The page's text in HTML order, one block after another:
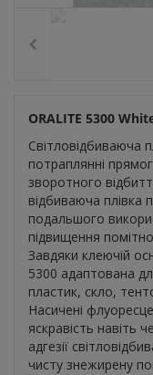
ORALITE 5300
Світловідбиваюча
потраплянні
зворотного
відбиваюча плівка
подальшого
підвищення
Завдяки клеючій
5300 адаптована
пластик, скло,
Насичені
яскравість навіть
адгезії
чисту знежирену